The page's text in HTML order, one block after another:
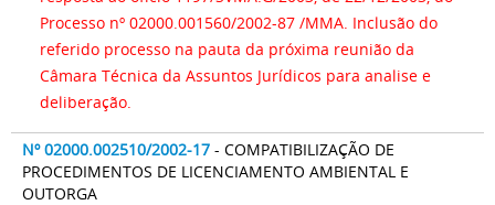
Processo nº 02000.001560/2002-87 /MMA. Inclusão do
referido processo na pauta da próxima reunião da
Câmara Técnica da Assuntos Jurídicos para analise e
deliberação.
Nº 02000.002510/2002-17 - COMPATIBILIZAÇÃO DE
PROCEDIMENTOS DE LICENCIAMENTO AMBIENTAL E
OUTORGA